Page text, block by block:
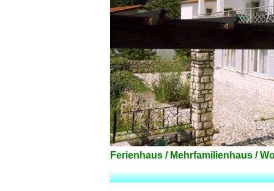
Ferienhaus / Mehrfamilienhaus /